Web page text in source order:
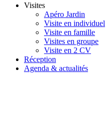
Visites
Apéro Jardin
Visite en individuel
Visite en famille
Visites en groupe
Visite en 2 CV
Réception
Agenda & actualités